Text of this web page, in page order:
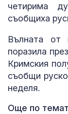
четирима
съобщиха
Вълната от
поразила
Кримския
съобщи
неделя.
Още по